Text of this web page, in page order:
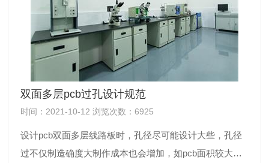
双面多层pcb过孔设计规范
时间：2021-10-12 浏览次数：6925
设计pcb双面多层线路板时，孔径尽可能设计大些，孔径
过不仅制造确度大制作成本也会增加，如pcb面积较大，